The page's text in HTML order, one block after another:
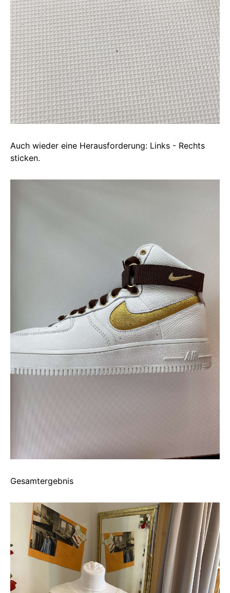
Auch wieder eine Herausforderung: Links - Rechts
sticken.
Gesamtergebnis